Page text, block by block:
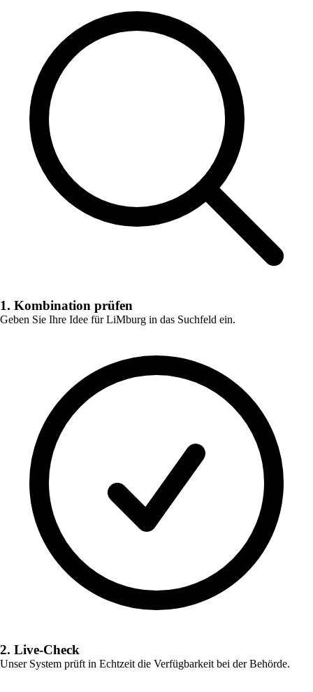
1. Kombination prüfen
Geben Sie Ihre Idee fürLiMburg in das Suchfeld ein.
2. Live-Check
Unser System prüft in Echtzeit die Verfügbarkeit bei der Behörde.